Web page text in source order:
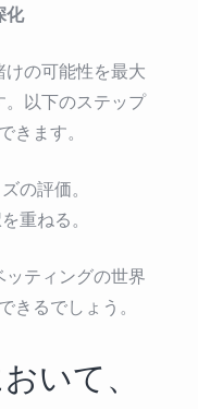
化
の可能性を最大
以下のステップ
きます。
の評価。
重ねる。
ティングの世界
きるでしょう。
いて、